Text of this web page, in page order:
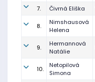
7. Čivrná Eliška
8.
Nimshausová
Helena
9.
Hermannová
Natálie
10.
Netopilová
Simona